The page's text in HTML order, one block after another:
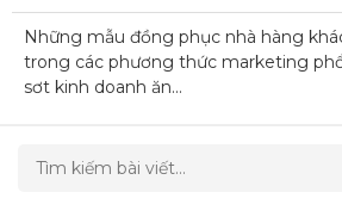
Những mẫu đồng phục nhà hàng
trong các phương thức marketing
sơt kinh doanh ăn...